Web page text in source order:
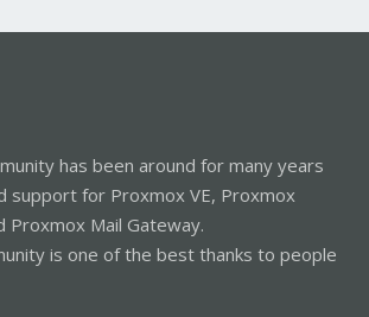
has been around for many years
support for Proxmox VE, Proxmox
Proxmox Mail Gateway.
is one of the best thanks to people